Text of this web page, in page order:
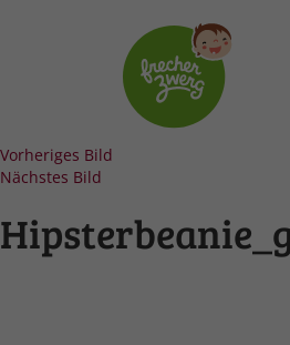
Vorheriges Bild
Nächstes Bild